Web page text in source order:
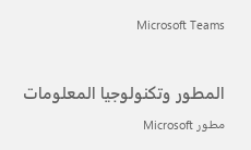
Microsoft Teams
المطور وتكنولوجيا المعلومات
مطور Microsoft